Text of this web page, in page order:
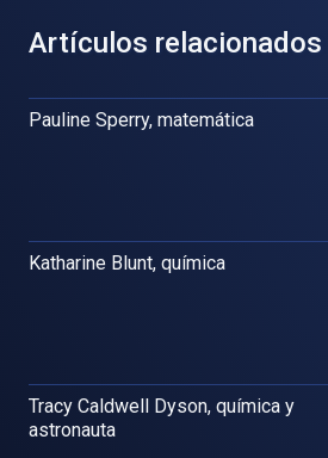
Artículos relacionados
Pauline Sperry, matemática
Katharine Blunt, química
Tracy Caldwell Dyson, química y
astronauta